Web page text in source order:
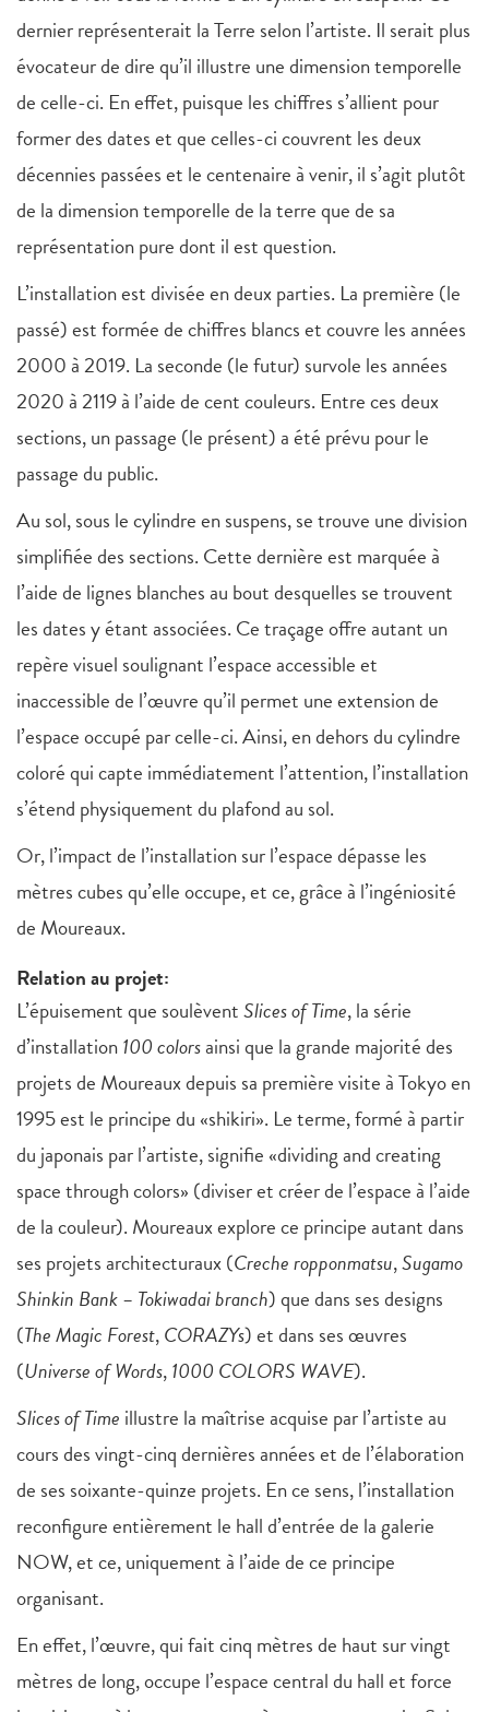
dernier représenterait la Terre selon l’artiste. Il serait plus
évocateur de dire qu’il illustre une dimension temporelle
de celle-ci. En effet, puisque les chiffres s’allient pour
former des dates et que celles-ci couvrent les deux
décennies passées et le centenaire à venir, il s’agit plutôt
de la dimension temporelle de la terre que de sa
représentation pure dont il est question.
L’installation est divisée en deux parties. La première (le
passé) est formée de chiffres blancs et couvre les années
2000 à 2019. La seconde (le futur) survole les années
2020 à 2119 à l’aide de cent couleurs. Entre ces deux
sections, un passage (le présent) a été prévu pour le
passage du public.
Au sol, sous le cylindre en suspens, se trouve une division
simplifiée des sections. Cette dernière est marquée à
l’aide de lignes blanches au bout desquelles se trouvent
les dates y étant associées. Ce traçage offre autant un
repère visuel soulignant l’espace accessible et
inaccessible de l’œuvre qu’il permet une extension de
l’espace occupé par celle-ci. Ainsi, en dehors du cylindre
coloré qui capte immédiatement l’attention, l’installation
s’étend physiquement du plafond au sol.
Or, l’impact de l’installation sur l’espace dépasse les
mètres cubes qu’elle occupe, et ce, grâce à l’ingéniosité
de Moureaux.
Relation au projet:
L’épuisement que soulèventSlices of Time, la série
d’installation100 colorsainsi que la grande majorité des
projets de Moureaux depuis sa première visite à Tokyo en
1995 est le principe du «shikiri». Le terme, formé à partir
du japonais par l’artiste, signifie «dividing and creating
space through colors» (diviser et créer de l’espace à l’aide
de la couleur). Moureaux explore ce principe autant dans
ses projets architecturaux (Creche ropponmatsu,Sugamo
Shinkin Bank – Tokiwadai branch) que dans ses designs
(The Magic Forest,CORAZYs) et dans ses œuvres
(Universe of Words,1000 COLORS WAVE).
Slices of Time illustre la maîtrise acquise par l’artiste au
cours des vingt-cinq dernières années et de l’élaboration
de ses soixante-quinze projets. En ce sens, l’installation
reconfigure entièrement le hall d’entrée de la galerie
NOW, et ce, uniquement à l’aide de ce principe
organisant.
En effet, l’œuvre, qui fait cinq mètres de haut sur vingt
mètres de long, occupe l’espace central du hall et force